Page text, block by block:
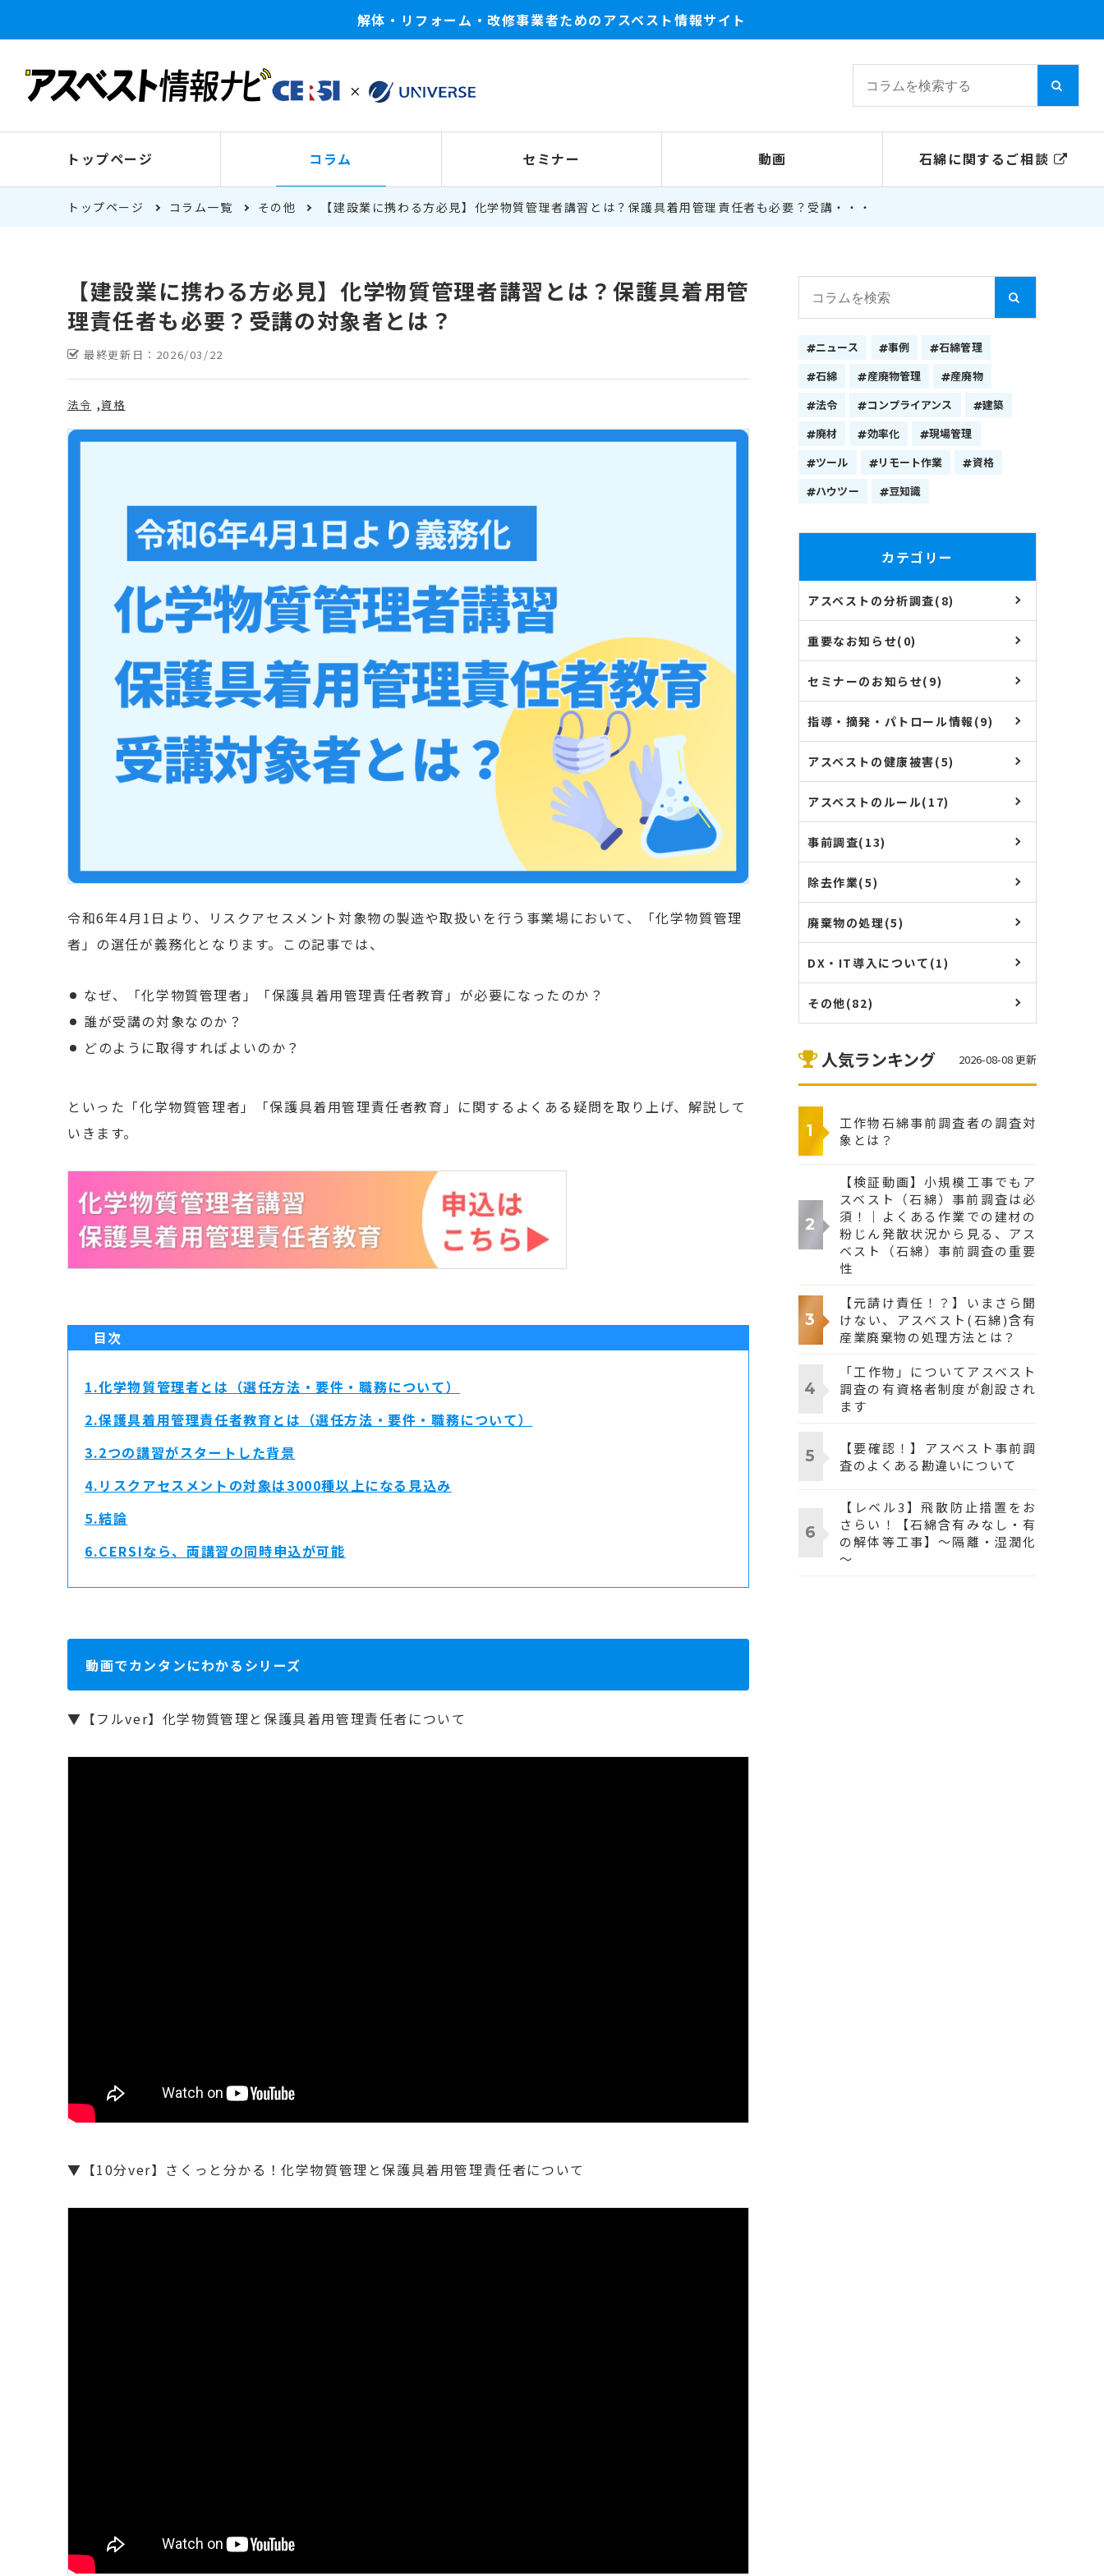
解体・リフォーム・改修事業者ためのアスベスト情報サイト
トップページ コラム セミナー 動画 石綿に関するご相談
トップページ コラム一覧 その他 【建設業に携わる方必見】化学物質管理者講習とは？保護具着用管理責任者も必要？受講・・・
【建設業に携わる方必見】化学物質管理者講習とは？保護具着用管
理責任者も必要？受講の対象者とは？
最終更新日： 2026/03/22
法令 資格
令和6年4月1日より、リスクアセスメント対象物の製造や取扱いを行う事業場において、「化学物質管理
者」の選任が義務化となります。
この記事では、
なぜ、「化学物質管理者」「保護具着用管理責任者教育」 が必要になったのか？
誰が受講の対象なのか？
どのように取得すればよいのか？
といった「化学物質管理者」「保護具着用管理責任者教育」 に関するよくある疑問を取り上げ、解説して
いきます。
目次
1.化学物質管理者とは（選任方法・要件・職務について）
2.保護具着用管理責任者教育とは（選任方法・要件・職務について）
3.2つの講習がスタートした背景
4.リスクアセスメントの対象は3000種以上になる見込み
5.結論
6.CERSIなら、両講習の同時申込が可能
動画でカンタンにわかるシリーズ
▼【フルver】化学物質管理と保護具着用管理責任者について
▼【10分ver】さくっと分かる！化学物質管理と保護具着用管理責任者について
ニュース 事例
石綿管理
石綿
産廃物管理
産廃物
法令
コンプライアンス
建築
廃材
効率化
現場管理
ツール
リモート作業
資格
ハウツー
豆知識
カテゴリー
アスベストの分析調査(8)
重要なお知らせ(0)
セミナーのお知らせ(9)
指導・摘発・パトロール情報(9)
アスベストの健康被害(5)
アスベストのルール(17)
事前調査(13)
除去作業(5)
廃棄物の処理(5)
DX・IT導入について(1)
その他(82)
人気ランキング 2026-08-08 更新
工作物石綿事前調査者の調査対
象とは？
【検証動画】小規模工事でもア
スベスト（石綿）事前調査は必
須！｜よくある作業での建材の
粉じん発散状況から見る、アス
ベスト（石綿）事前調査の重要
性
【元請け責任！？】いまさら聞
けない、アスベスト(石綿)含有
産業廃棄物の処理方法とは？
「工作物」についてアスベスト
調査の有資格者制度が創設され
ます
【要確認！】アスベスト事前調
査のよくある勘違いについて
【レベル3】飛散防止措置をお
さらい！【石綿含有みなし・有
の解体等工事】～隔離・湿潤化
～